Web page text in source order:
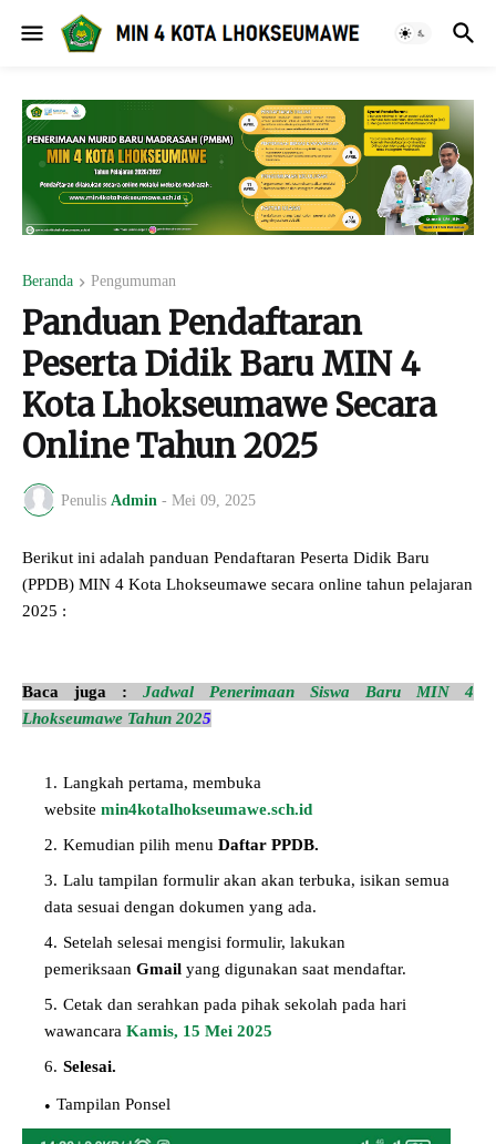
Beranda Pengumuman
Panduan Pendaftaran
Peserta Didik Baru MIN 4
Kota Lhokseumawe Secara
Online Tahun 2025
Penulis Admin - Mei 09, 2025
Berikut ini adalah panduan Pendaftaran Peserta Didik Baru
(PPDB) MIN 4 Kota Lhokseumawe secara online tahun pelajaran
2025 :
Baca juga : Jadwal Penerimaan Siswa Baru MIN 4
Lhokseumawe Tahun 2025
Langkah pertama, membuka
website min4kotalhokseumawe.sch.id
Kemudian pilih menu Daftar PPDB.
Lalu tampilan formulir akan akan terbuka, isikan semua
data sesuai dengan dokumen yang ada.
Setelah selesai mengisi formulir, lakukan
pemeriksaan Gmail yang digunakan saat mendaftar.
Cetak dan serahkan pada pihak sekolah pada hari
wawancara Kamis, 15 Mei 2025
Selesai.
Tampilan Ponsel